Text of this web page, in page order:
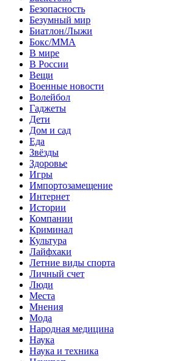
Безопасность
Безумный мир
Биатлон/Лыжи
Бокс/MMA
В мире
В России
Вещи
Военные новости
Волейбол
Гаджеты
Дети
Дом и сад
Еда
Звёзды
Здоровье
Игры
Импортозамещение
Интернет
Истории
Компании
Криминал
Культура
Лайфхаки
Летние виды спорта
Личный счет
Люди
Места
Мнения
Мода
Народная медицина
Наука
Наука и техника